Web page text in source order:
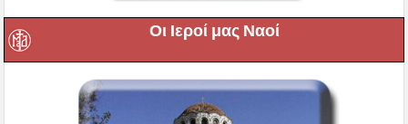
Οι Ιεροί μας Ναοί